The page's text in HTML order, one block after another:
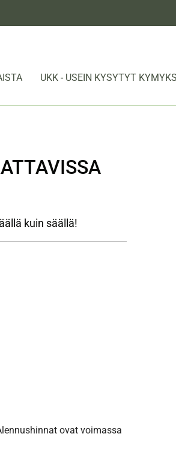
UKK - USEIN KYSYTYT
kuin säällä!
ovat voimassa